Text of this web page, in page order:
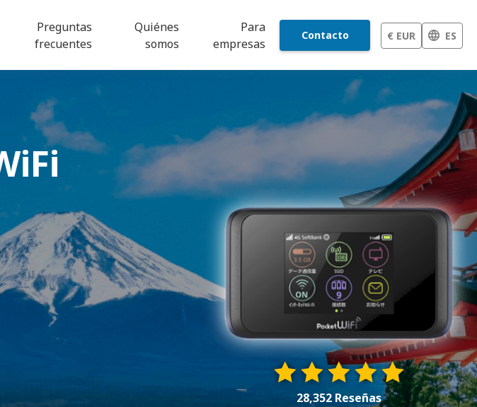
Preguntas
frecuentes
Quiénes
somos
Para
empresas
Contacto € EUR ES
28,352 Reseñas